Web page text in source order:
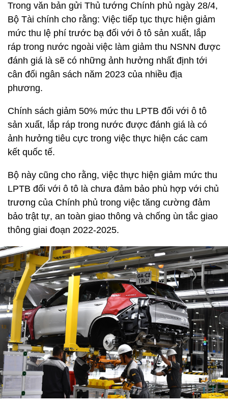
Trong văn bản gửi Thủ tướng Chính phủ ngày 28/4,
Bộ Tài chính cho rằng: Việc tiếp tục thực hiện giảm
mức thu lệ phí trước bạ đối với ô tô sản xuất, lắp
ráp trong nước ngoài việc làm giảm thu NSNN được
đánh giá là sẽ có những ảnh hưởng nhất định tới
cân đối ngân sách năm 2023 của nhiều địa
phương.
Chính sách giảm 50% mức thu LPTB đối với ô tô
sản xuất, lắp ráp trong nước được đánh giá là có
ảnh hưởng tiêu cực trong việc thực hiện các cam
kết quốc tế.
Bộ này cũng cho rằng, việc thực hiện giảm mức thu
LPTB đối với ô tô là chưa đảm bảo phù hợp với chủ
trương của Chính phủ trong việc tăng cường đảm
bảo trật tự, an toàn giao thông và chống ùn tắc giao
thông giai đoạn 2022-2025.